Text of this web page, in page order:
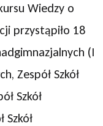
Wiedzy o
przystąpiło 18
(I
Zespół Szkół
Szkół
Szkół